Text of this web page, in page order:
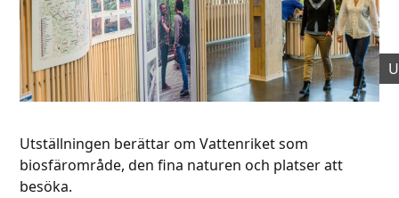
Utställningen berättar om Vattenriket som
biosfärområde, den fina naturen och platser att
besöka.